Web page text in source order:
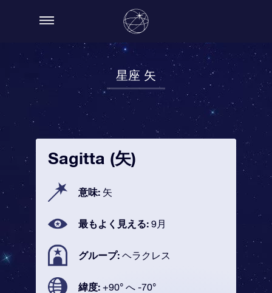
星座 矢
Sagitta (矢)
意味: 矢
最もよく見える: 9月
グループ: ヘラクレス
緯度: +90° へ -70°